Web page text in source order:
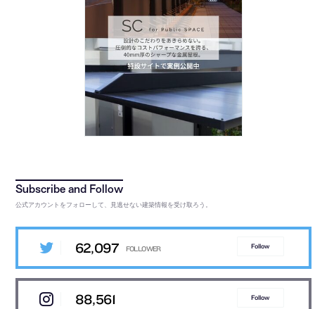
公式アカウントをフォローして、見逃せない建築情報を受け取ろう。
62,097 Follow
88,561 Follow